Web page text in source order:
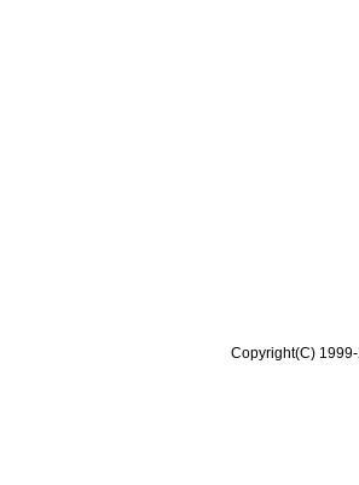
Copyright(C)